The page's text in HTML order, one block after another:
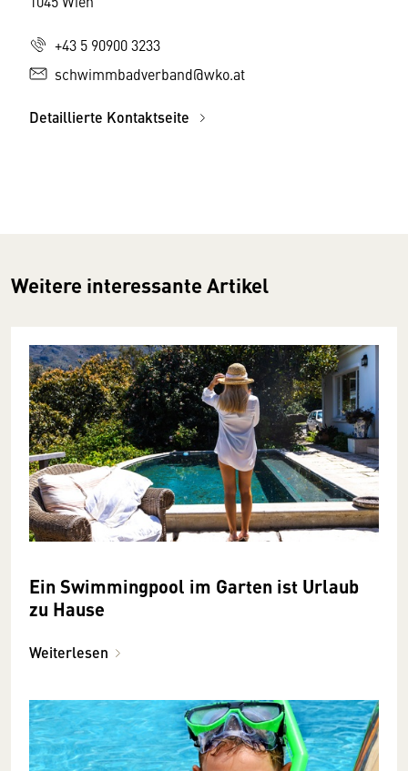
+43 5 90900 3233
schwimmbadverband@wko.at
Detaillierte Kontaktseite
Weitere interessante Artikel
Ein Swimmingpool im Garten ist Urlaub
zu Hause
Weiterlesen